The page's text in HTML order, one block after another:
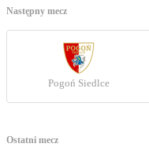
Następny mecz
Pogoń Siedlce
Ostatni mecz